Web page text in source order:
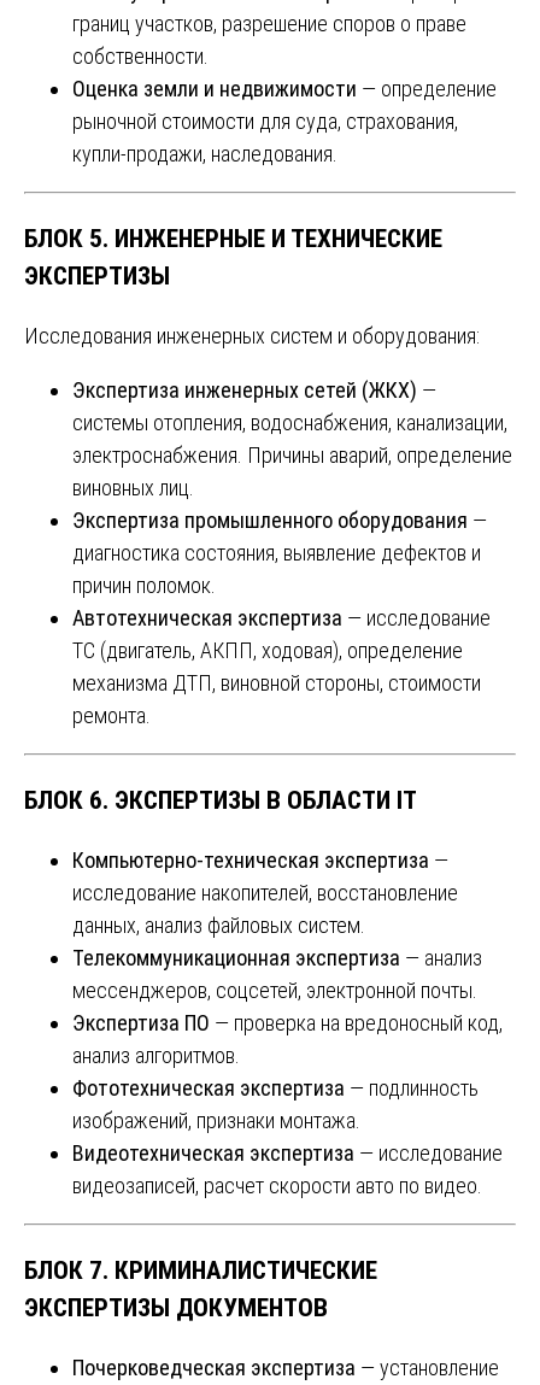
границ участков, разрешение споров о праве
собственности.
Оценка земли и недвижимости — определение
рыночной стоимости для суда, страхования,
купли-продажи, наследования.
БЛОК 5. ИНЖЕНЕРНЫЕ И ТЕХНИЧЕСКИЕ
ЭКСПЕРТИЗЫ
Исследования инженерных систем и оборудования:
Экспертиза инженерных сетей (ЖКХ) —
системы отопления, водоснабжения, канализации,
электроснабжения. Причины аварий, определение
виновных лиц.
Экспертиза промышленного оборудования —
диагностика состояния, выявление дефектов и
причин поломок.
Автотехническая экспертиза — исследование
ТС (двигатель, АКПП, ходовая), определение
механизма ДТП, виновной стороны, стоимости
ремонта.
БЛОК 6. ЭКСПЕРТИЗЫ В ОБЛАСТИ IT
Компьютерно-техническая экспертиза —
исследование накопителей, восстановление
данных, анализ файловых систем.
Телекоммуникационная экспертиза — анализ
мессенджеров, соцсетей, электронной почты.
Экспертиза ПО — проверка на вредоносный код,
анализ алгоритмов.
Фототехническая экспертиза — подлинность
изображений, признаки монтажа.
Видеотехническая экспертиза — исследование
видеозаписей, расчет скорости авто по видео.
БЛОК 7. КРИМИНАЛИСТИЧЕСКИЕ
ЭКСПЕРТИЗЫ ДОКУМЕНТОВ
Почерковедческая экспертиза — установление